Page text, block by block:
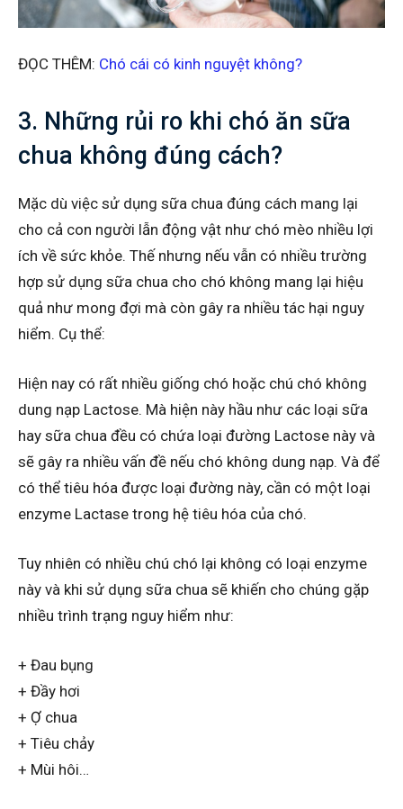
ĐỌC THÊM: Chó cái có kinh nguyệt không?
3. Những rủi ro khi chó ăn sữa
chua không đúng cách?
Mặc dù việc sử dụng sữa chua đúng cách mang lại
cho cả con người lẫn động vật như chó mèo nhiều lợi
ích về sức khỏe. Thế nhưng nếu vẫn có nhiều trường
hợp sử dụng sữa chua cho chó không mang lại hiệu
quả như mong đợi mà còn gây ra nhiều tác hại nguy
hiểm. Cụ thể:
Hiện nay có rất nhiều giống chó hoặc chú chó không
dung nạp Lactose. Mà hiện này hầu như các loại sữa
hay sữa chua đều có chứa loại đường Lactose này và
sẽ gây ra nhiều vấn đề nếu chó không dung nạp. Và để
có thể tiêu hóa được loại đường này, cần có một loại
enzyme Lactase trong hệ tiêu hóa của chó.
Tuy nhiên có nhiều chú chó lại không có loại enzyme
này và khi sử dụng sữa chua sẽ khiến cho chúng gặp
nhiều trình trạng nguy hiểm như:
+ Đau bụng
+ Đầy hơi
+ Ợ chua
+ Tiêu chảy
+ Mùi hôi…